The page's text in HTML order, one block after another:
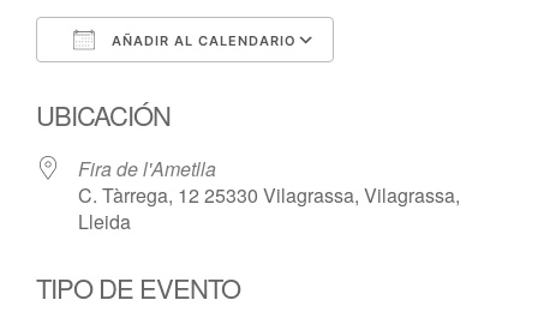
AÑADIR AL CALENDARIO
UBICACIÓN
Fira de l'Ametlla
C. Tàrrega, 12 25330 Vilagrassa, Vilagrassa,
Lleida
TIPO DE EVENTO